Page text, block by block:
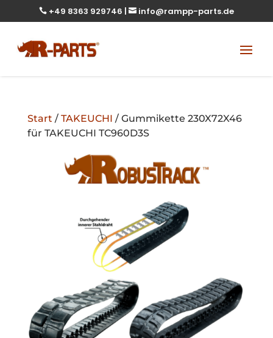
 +49 8363 929746 |  info@rampp-parts.de
Start / TAKEUCHI / Gummikette 230X72X46
für TAKEUCHI TC960D3S